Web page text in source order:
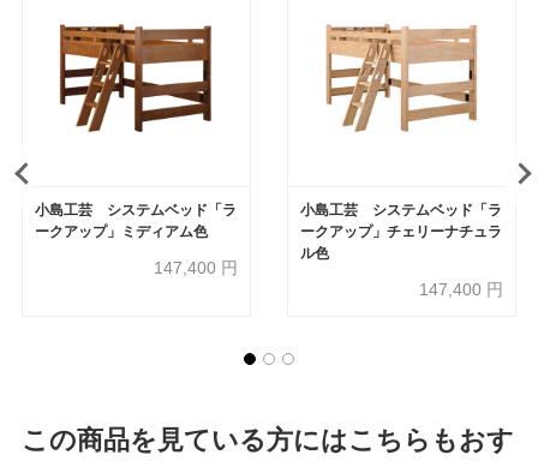
小島工芸 システムベッド「ラ
ークアップ」ミディアム色
147,400 円
小島工芸 システムベッド「ラ
ークアップ」チェリーナチュラ
ル色
147,400 円
この商品を見ている方にはこちらもおす